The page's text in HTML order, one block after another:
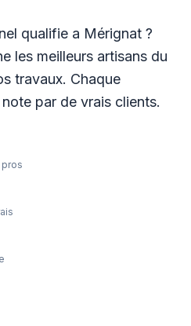
qualifie a Mérignat ?
les meilleurs artisans du
travaux. Chaque
par de vrais clients.